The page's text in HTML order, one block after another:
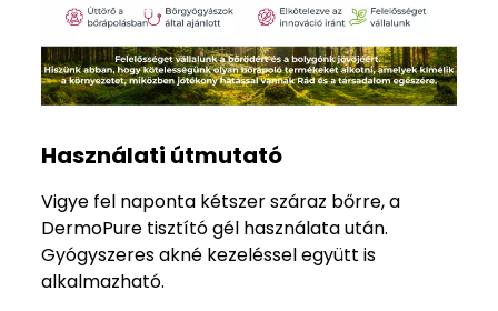
Használati útmutató
Vigye fel naponta kétszer száraz bőrre, a
DermoPure tisztító gél használata után.
Gyógyszeres akné kezeléssel együtt is
alkalmazható.